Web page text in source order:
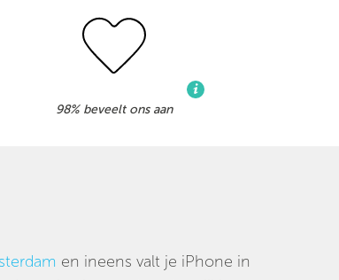
98% beveelt ons aan
en ineens valt je iPhone in